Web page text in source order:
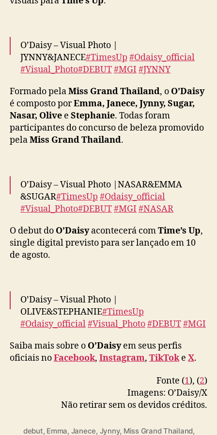
e
i
o
s
v
i
d
o
d
b
u
i
y
O’Daisy – Visual Photo |
JYNNY&JANECE#TimesUp #Odaisy_official
#Visual_Photo#DEBUT#MGI #JYNNY
— O'Daisy_official (@Odaisy_official)August
7, 2024
Formado pelaMiss Grand Thailand, o O’Daisy
é composto porEmma, Janece, Jynny, Sugar,
Nasar, Olive e Stephanie. Todas foram
participantes do concurso de beleza promovido
pelaMiss Grand Thailand.
O’Daisy – Visual Photo |NASAR&EMMA
&SUGAR#TimesUp #Odaisy_official
#Visual_Photo#DEBUT#MGI #NASAR
— O'Daisy_official (@Odaisy_official)August
6, 2024
O debut do O’Daisyacontecerá comTime’s Up,
single digital previsto para ser lançado em 10
de agosto.
O’Daisy – Visual Photo |
OLIVE&STEPHANIE#TimesUp
#Odaisy_official#Visual_Photo#DEBUT#MGI
pic.twitter.com/DcbAZN9Iwb
Saiba mais sobre o O’Daisyem seus perfis
oficiais noFacebook, Instagram, TikToke X.
Fonte (1), (2)
Imagens: O’Daisy/X
Não retirar sem os devidos créditos.
debut, Emma, Janece, Jynny, Miss Grand Thailand,